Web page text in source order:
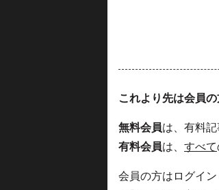
これより先は会員
無料会員は、有料記
有料会員は、 すべて
会員の方はログイン